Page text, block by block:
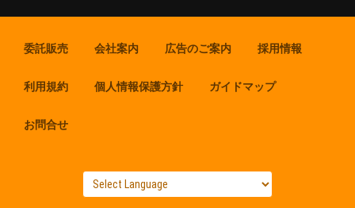
委託販売 会社案内 広告のご案内 採用情報
利用規約 個人情報保護方針 ガイドマップ
お問合せ